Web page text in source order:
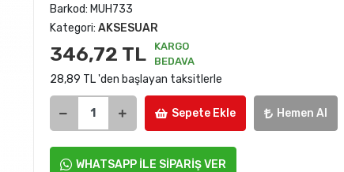
Barkod: MUH733
Kategori: AKSESUAR
346,72 TL
KARGO
BEDAVA
28,89 TL 'den başlayan taksitlerle
Sepete Ekle Hemen Al
WHATSAPP İLE SİPARİŞ VER